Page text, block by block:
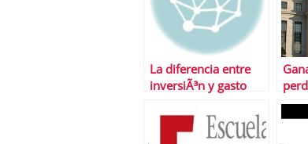
La diferencia entre
inversiÃ³n y gasto
la